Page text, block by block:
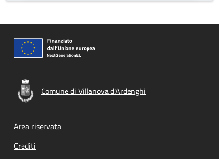
Comune di Villanova d'Ardenghi
Footer menu
Area riservata
Crediti